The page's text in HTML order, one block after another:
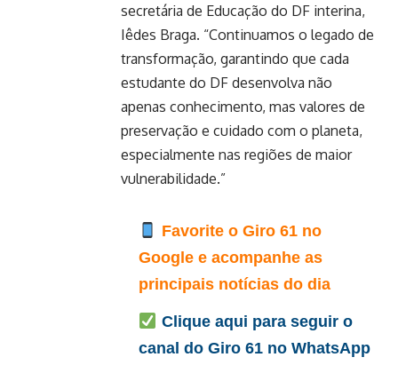
secretária de Educação do DF interina,
Iêdes Braga. “Continuamos o legado de
transformação, garantindo que cada
estudante do DF desenvolva não
apenas conhecimento, mas valores de
preservação e cuidado com o planeta,
especialmente nas regiões de maior
vulnerabilidade.”
Favorite o Giro 61 no
Google e acompanhe as
principais notícias do dia
Clique aqui para seguir o
canal do Giro 61 no WhatsApp